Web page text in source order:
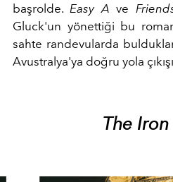
başrolde. Easy A ve
Gluck'un yönettiği bu
sahte randevularda
Avustralya'ya doğru yola
The